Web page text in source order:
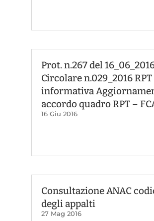
Prot. n.267 del
Circolare n.029_2016 RPT
informativa
accordo quadro RPT –
16 Giu 2016
Consultazione ANAC
degli appalti
27 Mag 2016